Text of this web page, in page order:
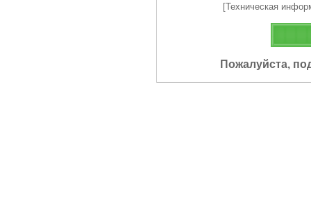
[Техническая
Пожалуйста,